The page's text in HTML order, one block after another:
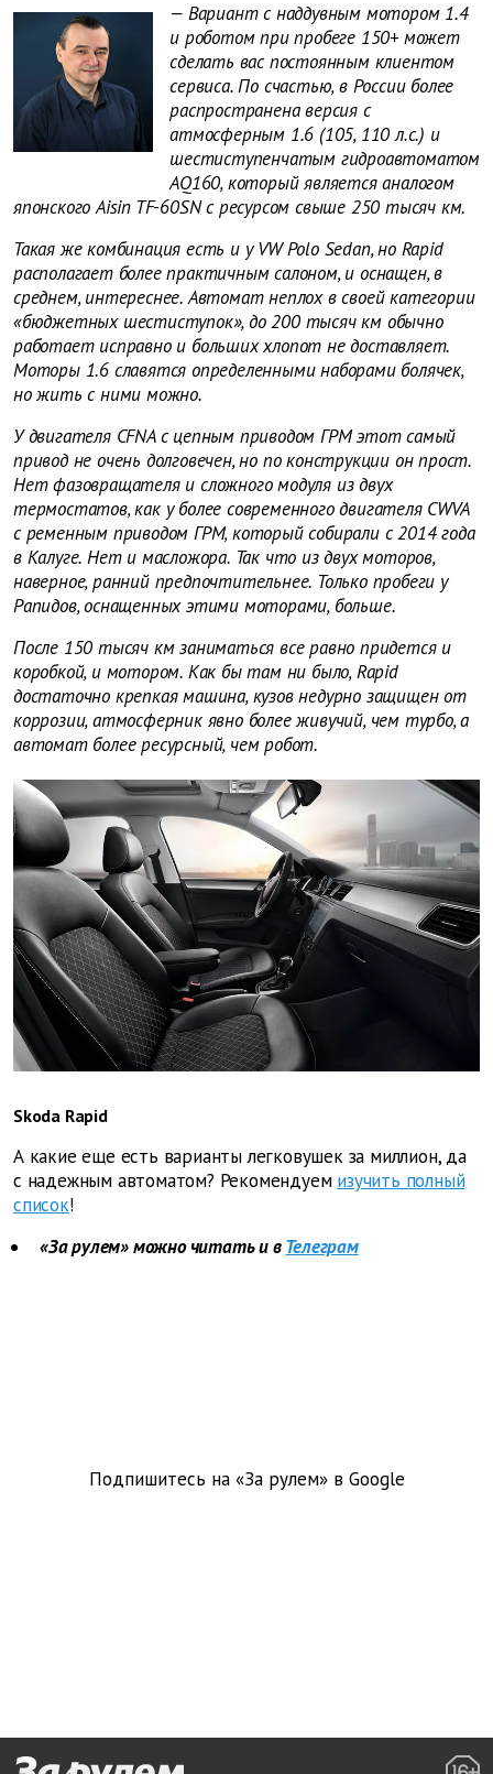
— Вариант с наддувным мотором 1.4
и роботом при пробеге 150+ может
сделать вас постоянным клиентом
сервиса. По счастью, в России более
распространена версия с
атмосферным 1.6 (105, 110 л.с.) и
шестиступенчатым гидроавтоматом
AQ160, который является аналогом
японского Aisin TF-60SN с ресурсом свыше 250 тысяч км.
Такая же комбинация есть и у VW Polo Sedan, но Rapid
располагает более практичным салоном, и оснащен, в
среднем, интереснее. Автомат неплох в своей категории
«бюджетных шестиступок», до 200 тысяч км обычно
работает исправно и больших хлопот не доставляет.
Моторы 1.6 славятся определенными наборами болячек,
но жить с ними можно.
У двигателя CFNA с цепным приводом ГРМ этот самый
привод не очень долговечен, но по конструкции он прост.
Нет фазовращателя и сложного модуля из двух
термостатов, как у более современного двигателя CWVA
с ременным приводом ГРМ, который собирали с 2014 года
в Калуге. Нет и масложора. Так что из двух моторов,
наверное, ранний предпочтительнее. Только пробеги у
Рапидов, оснащенных этими моторами, больше.
После 150 тысяч км заниматься все равно придется и
коробкой, и мотором. Как бы там ни было, Rapid
достаточно крепкая машина, кузов недурно защищен от
коррозии, атмосферник явно более живучий, чем турбо, а
автомат более ресурсный, чем робот.
Skoda Rapid
А какие еще есть варианты легковушек за миллион, да
с надежным автоматом? Рекомендуем изучить полный
список!
«За рулем» можно читать и вТелеграм
Подпишитесь на «За рулем» в Google